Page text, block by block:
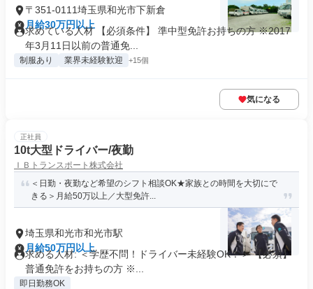
〒351-0111埼玉県和光市下新倉
月給30万円以上
求めている人材 【必須条件】 準中型免許お持ちの方 ※2017
年3月11日以前の普通免...
制服あり 業界未経験歓迎 +15個
気になる
正社員
10t大型ドライバー/夜勤
ＩＢトランスポート株式会社
＜日勤・夜勤など希望のシフト相談OK★家族との時間を大切にで
きる＞月給50万以上／大型免許...
埼玉県和光市和光市駅
月給50万円以上
求める人材: ＜学歴不問！ドライバー未経験OK！＞ 【必須】
普通免許をお持ちの方 ※...
即日勤務OK